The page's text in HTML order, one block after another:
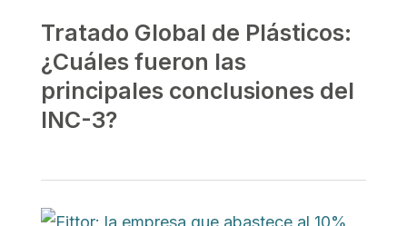
Tratado Global de Plásticos:
¿Cuáles fueron las
principales conclusiones del
INC-3?